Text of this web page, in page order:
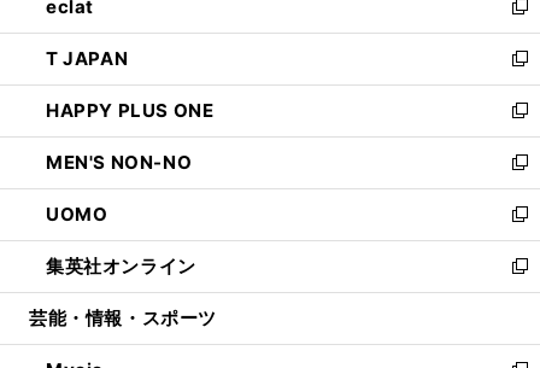
く
で
開
く
ド
ウ
で
開
く
ィ
ン
ド
ウ
で
開
く
い
ウ
ィ
ン
ド
ウ
で
開
く
eclat
新
し
い
ウ
ィ
ン
ド
ウ
で
開
く
T JAPAN
新
し
い
ウ
ィ
ン
ド
ウ
で
開
HAPPY PLUS ONE
新
し
い
ウ
ィ
ン
ド
ウ
開
MEN'S NON-NO
新
し
い
ウ
ィ
ン
ウ
UOMO
新
し
い
ウ
ン
集英社オンライン
新
し
ウ
芸能・情報・スポーツ